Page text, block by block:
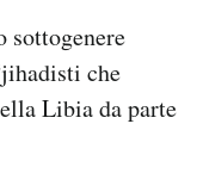
sottogenere
che
Libia da parte